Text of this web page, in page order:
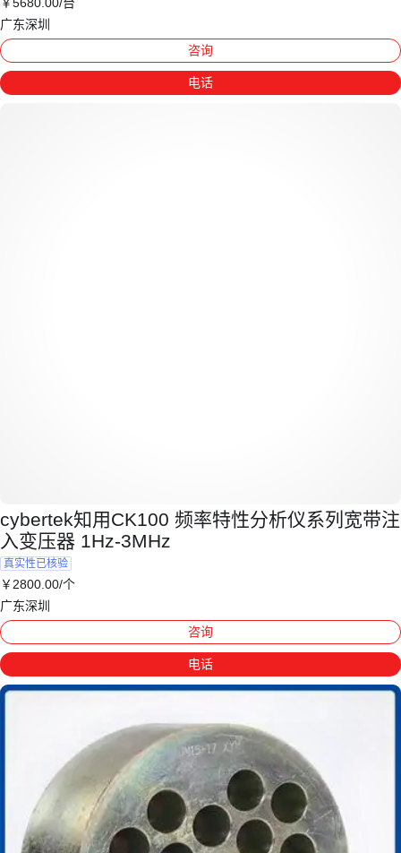
广东深圳
咨询
电话
cybertek知用CK100 频率特性分析仪系列宽带注
入变压器 1Hz-3MHz
真实性已核验
￥ 2800 .00/个
广东深圳
咨询
电话